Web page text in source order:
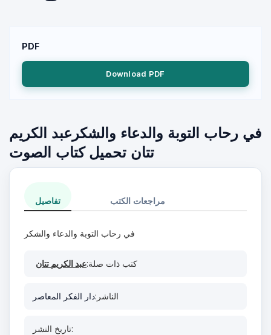
PDF
Download PDF
في رحاب التوبة والدعاء والشكرعبد الكريم
تتان تحميل كتاب الصوت
تفاصيل مراجعات الكتب
في رحاب التوبة والدعاء والشكر
كتب ذات صلة:عبد الكريم تتان
الناشر:دار الفكر المعاصر
تاريخ النشر: